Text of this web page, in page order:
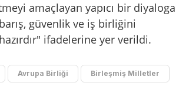
amaçlayan yapıcı bir diyaloga
güvenlik ve iş birliğini
ifadelerine yer verildi.
Avrupa Birliği Birleşmiş Milletler